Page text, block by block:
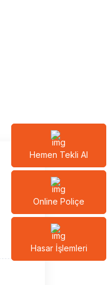
Hemen Tekli Al
Online Poliçe
Hasar İşlemleri